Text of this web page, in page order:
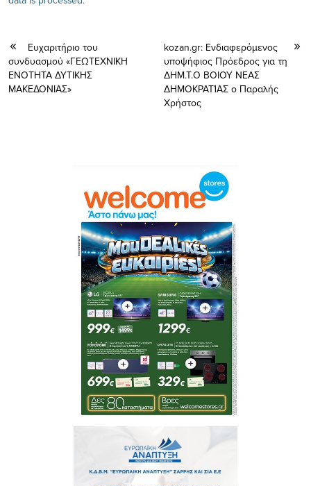
Ευχαριτήριο του
συνδυασμού «ΓΕΩΤΕΧΝΙΚΗ
ΕΝΟΤΗΤΑ ΔΥΤΙΚΗΣ
ΜΑΚΕΔΟΝΙΑΣ»
kozan.gr: Ενδιαφερόμενος
υποψήφιος Πρόεδρος για τη
ΔΗΜ.Τ.Ο ΒΟΙΟΥ ΝΕΑΣ
ΔΗΜΟΚΡΑΤΊΑΣ ο Παραλής
Χρήστος